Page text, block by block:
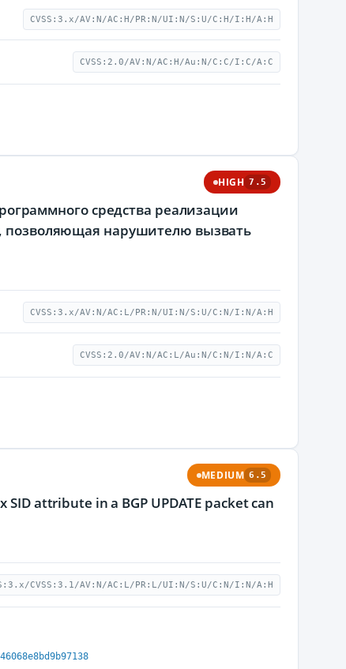
CVSS:3.x/AV:N/AC:H/PR:N/UI:N/S:U/C:H/I:H/A:H
CVSS:2.0/AV:N/AC:H/Au:N/C:C/I:C/A:C
HIGH 7.5
средства реализации
позволяющая нарушителю вызвать
CVSS:3.x/AV:N/AC:L/PR:N/UI:N/S:U/C:N/I:N/A:H
CVSS:2.0/AV:N/AC:L/Au:N/C:N/I:N/A:C
MEDIUM 6.5
attribute in a BGP UPDATE packet can
CVSS:3.1/AV:N/AC:L/PR:L/UI:N/S:U/C:N/I:N/A:H